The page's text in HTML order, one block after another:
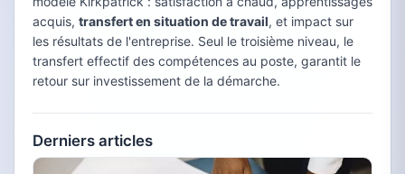
acquis, transfert en situation de travail, et impact sur
les résultats de l'entreprise. Seul le troisième niveau, le
transfert effectif des compétences au poste, garantit le
retour sur investissement de la démarche.
Derniers articles